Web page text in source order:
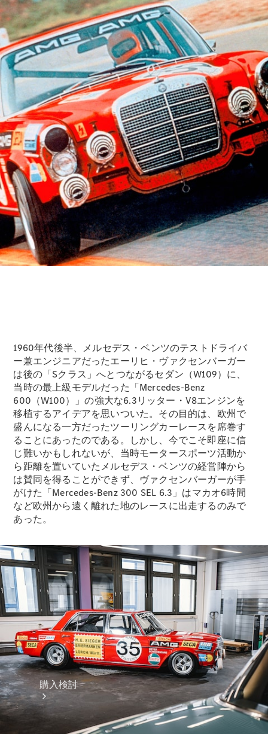
All
Cabriolet/Roadster
CLE
Cabriolet
Mercedes-
AMG SL
Roadster
Mercedes-
Maybach SL
試乗リクエ
スト
オンライン
ショールー
ム
Mini Van
V-Class
試乗リクエ
スト
オンライン
ショールー
ム
試乗リクエスト
オンラインショールーム
購入検討
1960年代後半、メルセデス・ベンツのテストドライバ
ー兼エンジニアだったエーリヒ・ヴァクセンバーガー
は後の「Sクラス」へとつながるセダン（W109）に、
当時の最上級モデルだった「Mercedes-Benz
600（W100）」の強大な6.3リッター・V8エンジンを
移植するアイデアを思いついた。その目的は、欧州で
盛んになる一方だったツーリングカーレースを席巻す
ることにあったのである。しかし、今でこそ即座に信
じ難いかもしれないが、当時モータースポーツ活動か
ら距離を置いていたメルセデス・ベンツの経営陣から
は賛同を得ることができず、ヴァクセンバーガーが手
がけた「Mercedes-Benz 300 SEL 6.3」はマカオ6時間
など欧州から遠く離れた地のレースに出走するのみで
あった。